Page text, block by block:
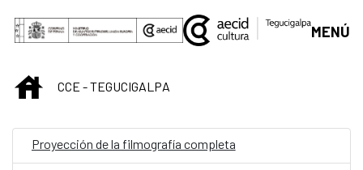
Saltar al contenido principal
MENÚ
INICIOCCE - TEGUCIGALPA
Proyección de la filmografía completa